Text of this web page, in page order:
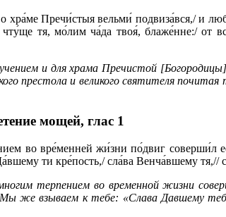
Пpечи́стыя вельми́ подвиза́вся,/ и
чту́ще тя, мо́лим ча́да твоя́, блаже́нне:/
и для храма Пречистой
престола и великого святителя
мощей, глас 1
во вре́менней жи́зни по́двиг
ти кре́пость,/ сла́ва Венча́вшему тя,//
терпением во временной жизни
же взываем к тебе: «Слава Давшему